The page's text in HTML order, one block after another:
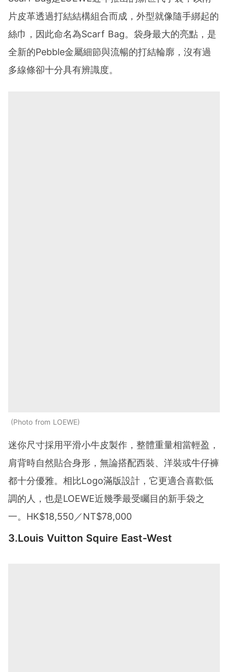
片皮革透過打結結構組合而成，外型就像隨手綁起的
絲巾，因此命名為Scarf Bag。袋身最大的亮點，是
全新的Pebble金屬細節與流暢的打結輪廓，沒有過
多線條卻十分具有辨識度。
Photo from LOEWE
迷你尺寸採用平滑小牛皮製作，整體重量相當輕盈，
肩背時自然貼合身形，無論搭配西裝、洋裝或牛仔褲
都十分優雅。相比Logo滿版設計，它更適合喜歡低
調的人，也是LOEWE近幾季最受矚目的新手袋之
一。HK$18,550／NT$78,000
3.Louis Vuitton Squire East-West